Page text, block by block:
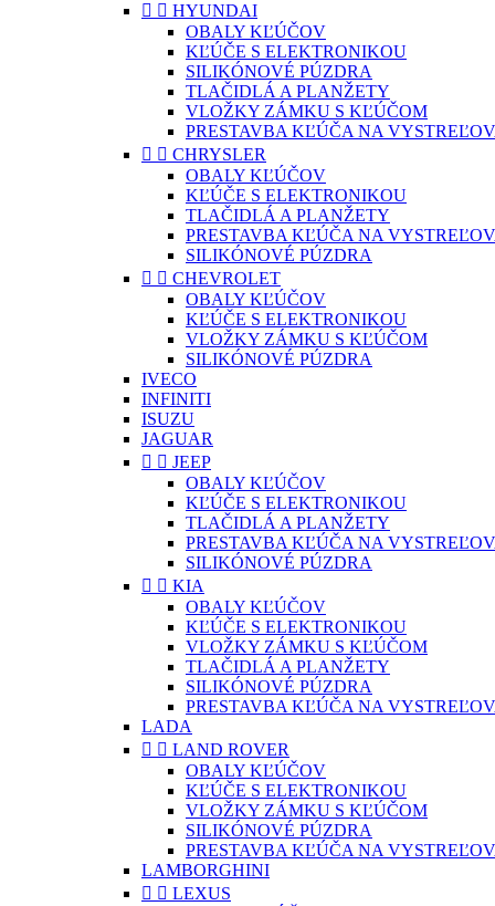
  HYUNDAI
OBALY KĽÚČOV
KĽÚČE S ELEKTRONIKOU
SILIKÓNOVÉ PÚZDRA
TLAČIDLÁ A PLANŽETY
VLOŽKY ZÁMKU S KĽÚČOM
PRESTAVBA KĽÚČA NA
  CHRYSLER
OBALY KĽÚČOV
KĽÚČE S ELEKTRONIKOU
TLAČIDLÁ A PLANŽETY
PRESTAVBA KĽÚČA NA
SILIKÓNOVÉ PÚZDRA
  CHEVROLET
OBALY KĽÚČOV
KĽÚČE S ELEKTRONIKOU
VLOŽKY ZÁMKU S KĽÚČOM
SILIKÓNOVÉ PÚZDRA
IVECO
INFINITI
ISUZU
JAGUAR
  JEEP
OBALY KĽÚČOV
KĽÚČE S ELEKTRONIKOU
TLAČIDLÁ A PLANŽETY
PRESTAVBA KĽÚČA NA
SILIKÓNOVÉ PÚZDRA
  KIA
OBALY KĽÚČOV
KĽÚČE S ELEKTRONIKOU
VLOŽKY ZÁMKU S KĽÚČOM
TLAČIDLÁ A PLANŽETY
SILIKÓNOVÉ PÚZDRA
PRESTAVBA KĽÚČA NA
LADA
  LAND ROVER
OBALY KĽÚČOV
KĽÚČE S ELEKTRONIKOU
VLOŽKY ZÁMKU S KĽÚČOM
SILIKÓNOVÉ PÚZDRA
PRESTAVBA KĽÚČA NA
LAMBORGHINI
  LEXUS